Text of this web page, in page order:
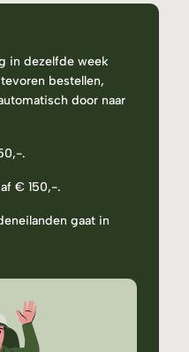
in dezelfde week
bestellen,
door naar
.
€ 150,-.
gaat in